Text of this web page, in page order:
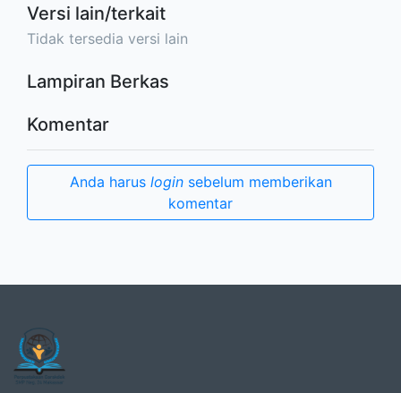
Versi lain/terkait
Tidak tersedia versi lain
Lampiran Berkas
Komentar
Anda harus loginsebelum memberikan
komentar